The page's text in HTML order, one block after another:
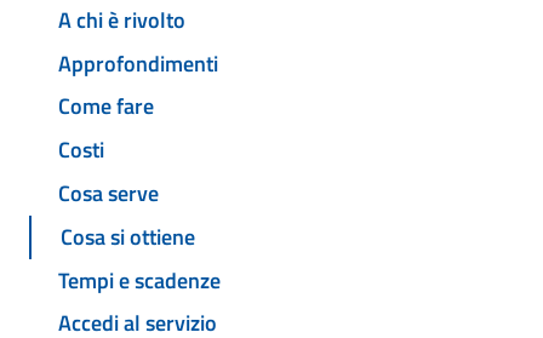
A chi è rivolto
Approfondimenti
Come fare
Costi
Cosa serve
Cosa si ottiene
Tempi e scadenze
Accedi al servizio